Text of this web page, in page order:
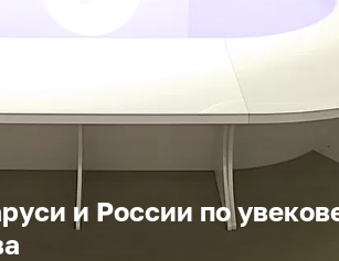
и России по